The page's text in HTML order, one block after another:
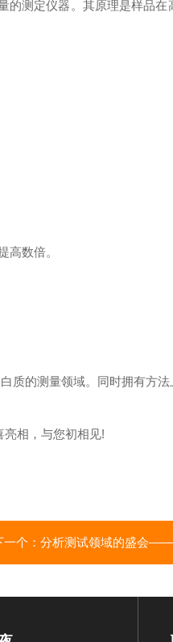
测定仪器。其原理是样品在
数倍。
的测量领域。同时拥有方法
相，与您初相见!
一个：分析测试领域的盛会